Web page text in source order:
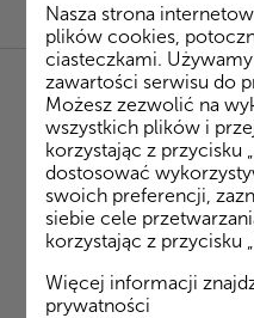
Nasza strona
plików cookies,
ciasteczkami.
zawartości serwisu do
Możesz zezwolić na
wszystkich plików i
korzystając z przycisku
dostosować
swoich preferencji,
siebie cele
korzystając z przycisku
Więcej informacji
prywatności
85 74 15 087|
◂ Strona Główna /
Ateńska budynek 4 m.
Ateńska